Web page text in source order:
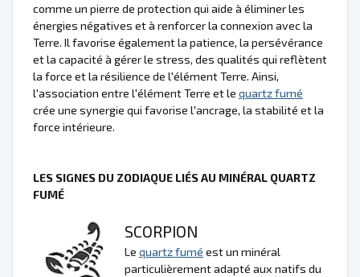
comme un pierre de protection qui aide à éliminer les
énergies négatives et à renforcer la connexion avec la
Terre. Il favorise également la patience, la persévérance
et la capacité à gérer le stress, des qualités qui reflètent
la force et la résilience de l'élément Terre. Ainsi,
l'association entre l'élément Terre et le quartz fumé
crée une synergie qui favorise l'ancrage, la stabilité et la
force intérieure.
LES SIGNES DU ZODIAQUE LIÉS AU MINÉRAL QUARTZ
FUMÉ
SCORPION
Le quartz fumé est un minéral
particulièrement adapté aux natifs du